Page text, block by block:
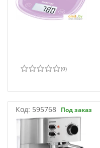
(0)
Код: 595768 Под заказ